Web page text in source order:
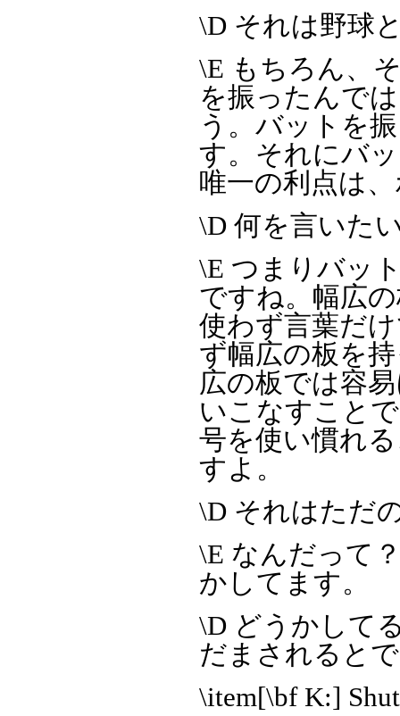
\D それは野球
\E もちろん、
を振ったんで
う。バットを
す。それにバ
唯一の利点は
\D 何を言いた
\E つまりバッ
ですね。幅広
使わず言葉だ
ず幅広の板を
広の板では容
いこなすこと
号を使い慣れ
すよ。
\D それはただ
\E なんだって
かしてます。
\D どうかして
だまされると
\item[\bf K:]